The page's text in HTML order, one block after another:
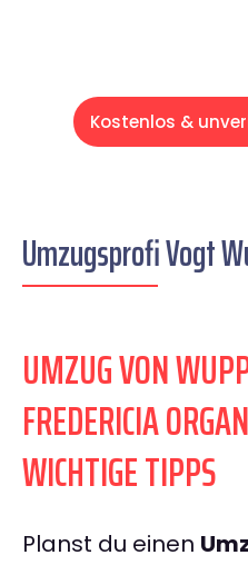
Kostenlos &
Umzugsprofi Vogt
UMZUG VON
FREDERICIA
WICHTIGE TIPPS
Planst du einen